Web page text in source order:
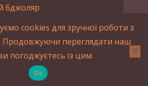
бджоляр
доПетро Франко
UAHistory Всі права застережено.
матеріалів сайта обов'язкове
зворотнє посилання.
cookies для зручної роботи з
переглядати наш
погоджуєтесь із цим.
Ok